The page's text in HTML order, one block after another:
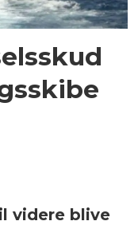
videre blive